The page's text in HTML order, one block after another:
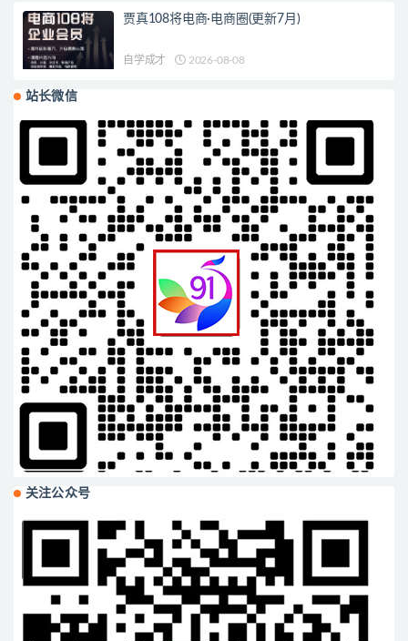
贾真108将电商·电商圈(更新7月)
自学成才 2026-08-08
站长微信
关注公众号